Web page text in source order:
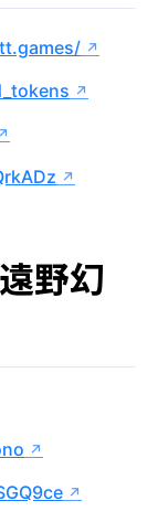
野幻